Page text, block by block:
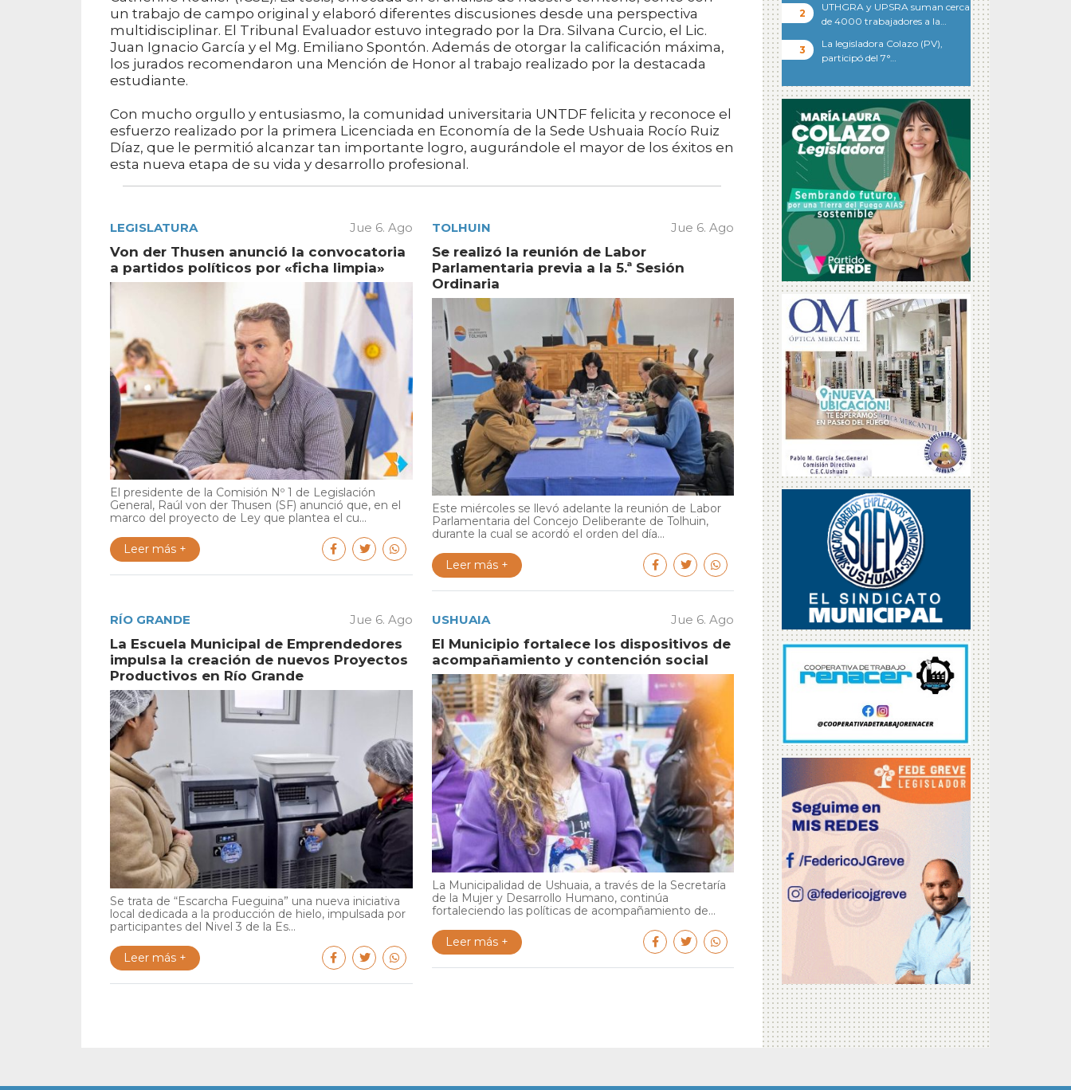
un trabajo de campo original y elaboró diferentes discusiones desde una perspectiva
multidisciplinar. El Tribunal Evaluador estuvo integrado por la Dra. Silvana Curcio, el Lic.
Juan Ignacio García y el Mg. Emiliano Spontón. Además de otorgar la calificación máxima,
los jurados recomendaron una Mención de Honor al trabajo realizado por la destacada
estudiante.
Con mucho orgullo y entusiasmo, la comunidad universitaria UNTDF felicita y reconoce el
esfuerzo realizado por la primera Licenciada en Economía de la Sede Ushuaia Rocío Ruiz
Díaz, que le permitió alcanzar tan importante logro, augurándole el mayor de los éxitos en
esta nueva etapa de su vida y desarrollo profesional.
LEGISLATURA Jue 6. Ago
Von der Thusen anunció la convocatoria
a partidos políticos por «ficha limpia»
El presidente de la Comisión Nº 1 de Legislación
General, Raúl von der Thusen (SF) anunció que, en el
marco del proyecto de Ley que plantea el cu...
Leer más +
TOLHUIN Jue 6. Ago
Se realizó la reunión de Labor
Parlamentaria previa a la 5.ª Sesión
Ordinaria
Este miércoles se llevó adelante la reunión de Labor
Parlamentaria del Concejo Deliberante de Tolhuin,
durante la cual se acordó el orden del día...
Leer más +
RÍO GRANDE Jue 6. Ago
La Escuela Municipal de Emprendedores
impulsa la creación de nuevos Proyectos
Productivos en Río Grande
Se trata de “Escarcha Fueguina” una nueva iniciativa
local dedicada a la producción de hielo, impulsada por
participantes del Nivel 3 de la Es...
Leer más +
USHUAIA Jue 6. Ago
El Municipio fortalece los dispositivos de
acompañamiento y contención social
La Municipalidad de Ushuaia, a través de la Secretaría
de la Mujer y Desarrollo Humano, continúa
fortaleciendo las políticas de acompañamiento de...
Leer más +
UTHGRA y UPSRA suman cerca
de 4000 trabajadores a la…
La legisladora Colazo (PV),
participó del 7°…